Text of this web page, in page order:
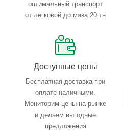
оптимальный транспорт
от легковой до маза 20 тн
Доступные цены
Бесплатная доставка при
оплате наличными.
Мониторим цены на рынке
и делаем выгодные
предложения